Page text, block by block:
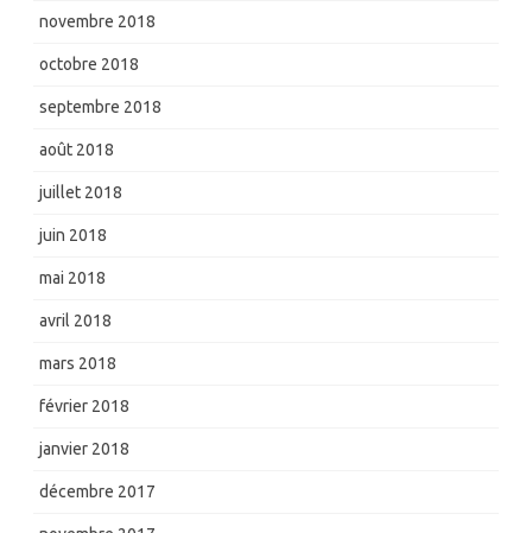
novembre 2018
octobre 2018
septembre 2018
août 2018
juillet 2018
juin 2018
mai 2018
avril 2018
mars 2018
février 2018
janvier 2018
décembre 2017